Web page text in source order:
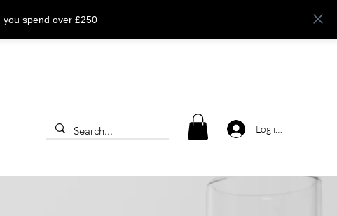
spend over £250
Log ind